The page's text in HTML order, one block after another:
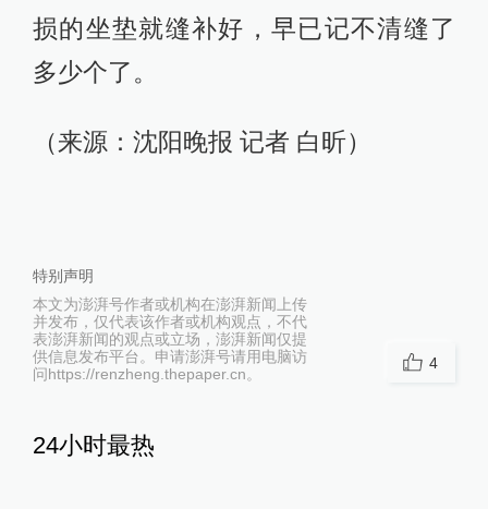
损的坐垫就缝补好，早已记不清缝了
多少个了。
（来源：沈阳晚报 记者 白昕）
特别声明
本文为澎湃号作者或机构在澎湃新闻上传
并发布，仅代表该作者或机构观点，不代
表澎湃新闻的观点或立场，澎湃新闻仅提
供信息发布平台。申请澎湃号请用电脑访
问https://renzheng.thepaper.cn。
4
24小时最热